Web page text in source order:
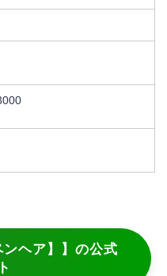
ヘア】】の公式